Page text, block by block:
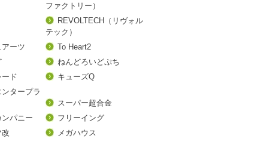
ファクトリー）
REVOLTECH（リヴォル
テック）
ーツ
To Heart2
ねんどろいどぷち
ド
キューズQ
タープラ
スーパー超合金
パニー
フリーイング
メガハウス